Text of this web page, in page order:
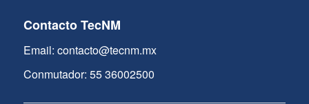
Contacto TecNM
Email: contacto@tecnm.mx
Conmutador: 55 36002500